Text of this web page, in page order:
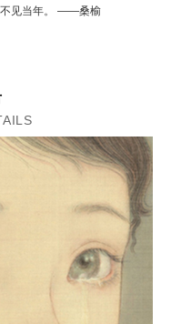
不见当年。 ——桑榆